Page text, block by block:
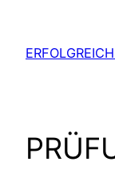
springen